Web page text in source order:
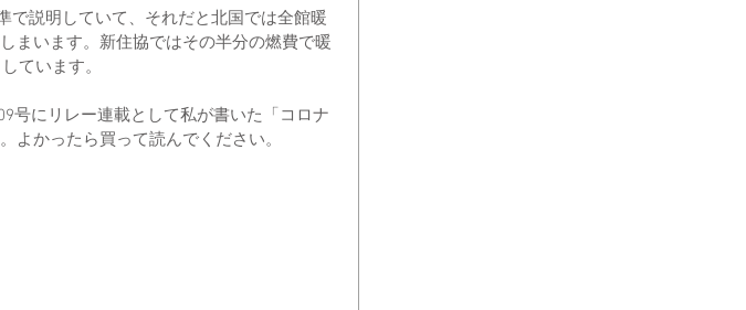
で説明していて、それだと北国では全館暖
まいます。新住協ではその半分の燃費で暖
ています。
号にリレー連載として私が書いた「コロナ
よかったら買って読んでください。